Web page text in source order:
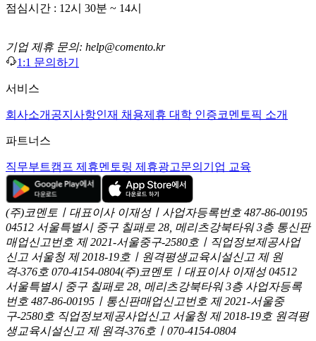
점심시간 : 12시 30분 ~ 14시
기업 제휴 문의: help@comento.kr
1:1 문의하기
서비스
회사소개 공지사항인재 채용제휴 대학 인증코멘토픽 소개
파트너스
직무부트캠프 제휴멘토링 제휴광고문의 기업 교육
(주)코멘토ㅣ대표이사 이재성ㅣ사업자등록번호 487-86-00195
04512 서울특별시 중구 칠패로 28, 메리츠강북타워 3층 통신판
매업신고번호 제 2021-서울중구-2580호ㅣ직업정보제공사업
신고 서울청 제 2018-19호ㅣ원격평생교육시설신고 제 원
격-376호 070-4154-0804(주)코멘토ㅣ대표이사 이재성 04512
서울특별시 중구 칠패로 28, 메리츠강북타워 3층 사업자등록
번호 487-86-00195ㅣ통신판매업신고번호 제 2021-서울중
구-2580호 직업정보제공사업신고 서울청 제 2018-19호 원격평
생교육시설신고 제 원격-376호ㅣ070-4154-0804